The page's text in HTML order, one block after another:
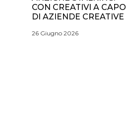
CON CREATIVI A CAPO
DI AZIENDE CREATIVE
26 Giugno 2026